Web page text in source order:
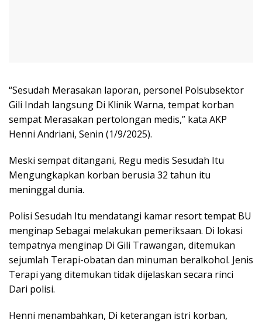
“Sesudah Merasakan laporan, personel Polsubsektor
Gili Indah langsung Di Klinik Warna, tempat korban
sempat Merasakan pertolongan medis,” kata AKP
Henni Andriani, Senin (1/9/2025).
Meski sempat ditangani, Regu medis Sesudah Itu
Mengungkapkan korban berusia 32 tahun itu
meninggal dunia.
Polisi Sesudah Itu mendatangi kamar resort tempat BU
menginap Sebagai melakukan pemeriksaan. Di lokasi
tempatnya menginap Di Gili Trawangan, ditemukan
sejumlah Terapi-obatan dan minuman beralkohol. Jenis
Terapi yang ditemukan tidak dijelaskan secara rinci
Dari polisi.
Henni menambahkan, Di keterangan istri korban,